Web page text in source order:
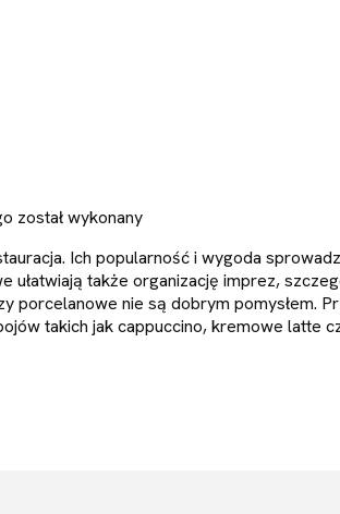
został wykonany
Ich popularność i wygoda
także organizację imprez,
nie są dobrym pomysłem.
takich jak cappuccino, kremowe latte